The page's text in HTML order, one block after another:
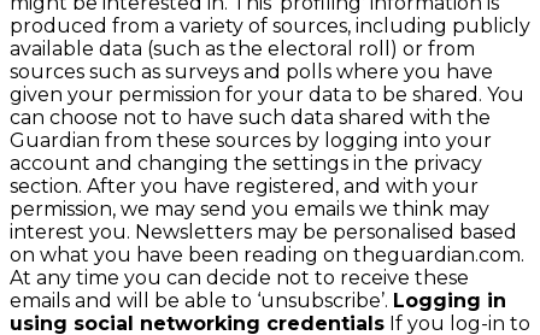
produced from a variety of sources, including publicly
available data (such as the electoral roll) or from
sources such as surveys and polls where you have
given your permission for your data to be shared. You
can choose not to have such data shared with the
Guardian from these sources by logging into your
account and changing the settings in the privacy
section. After you have registered, and with your
permission, we may send you emails we think may
interest you. Newsletters may be personalised based
on what you have been reading on theguardian.com.
At any time you can decide not to receive these
emails and will be able to ‘unsubscribe’. Logging in
using social networking credentials If you log-in to